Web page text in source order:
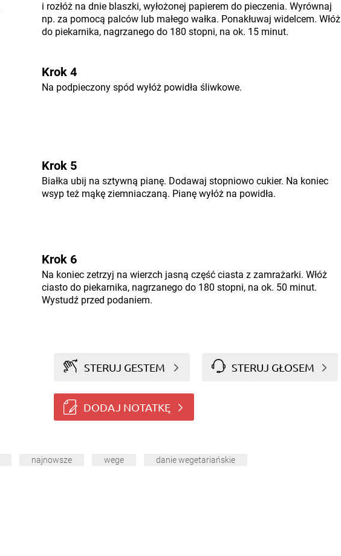
i rozłóż na dnie blaszki, wyłożonej papierem do pieczenia. Wyrównaj
np. za pomocą palców lub małego wałka. Ponakłuwaj widelcem. Włóż
do piekarnika, nagrzanego do 180 stopni, na ok. 15 minut.
Krok 4
Na podpieczony spód wyłóż powidła śliwkowe.
Krok 5
Białka ubij na sztywną pianę. Dodawaj stopniowo cukier. Na koniec
wsyp też mąkę ziemniaczaną. Pianę wyłóż na powidła.
Krok 6
Na koniec zetrzyj na wierzch jasną część ciasta z zamrażarki. Włóż
ciasto do piekarnika, nagrzanego do 180 stopni, na ok. 50 minut.
Wystudź przed podaniem.
STERUJ GESTEM STERUJ GŁOSEM
DODAJ NOTATKĘ
najnowsze wege danie wegetariańskie